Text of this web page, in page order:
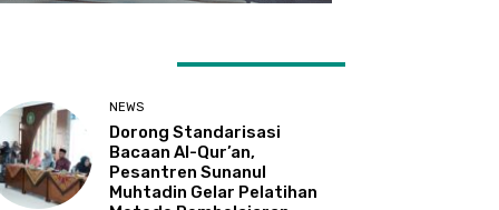
NEWS
Dorong Standarisasi
Bacaan Al-Qur’an,
Pesantren Sunanul
Muhtadin Gelar Pelatihan